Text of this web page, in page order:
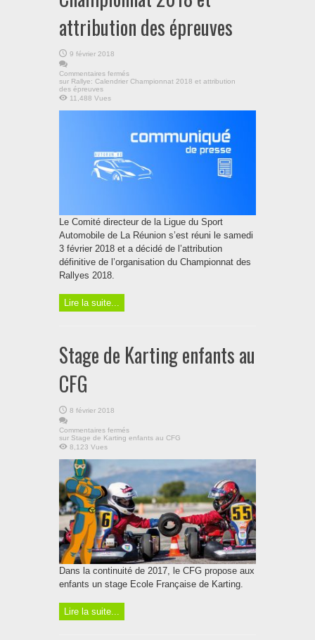
attribution des épreuves
9 février 2018
Commentaires fermés
sur Rallye: Calendrier Championnat 2018 et attribution
des épreuves
11,488 Vues
Le Comité directeur de la Ligue du Sport
Automobile de La Réunion s’est réuni le samedi
3 février 2018 et a décidé de l’attribution
définitive de l’organisation du Championnat des
Rallyes 2018.
Lire la suite...
Stage de Karting enfants au
CFG
8 février 2018
Commentaires fermés
sur Stage de Karting enfants au CFG
8,123 Vues
Dans la continuité de 2017, le CFG propose aux
enfants un stage Ecole Française de Karting.
Lire la suite...